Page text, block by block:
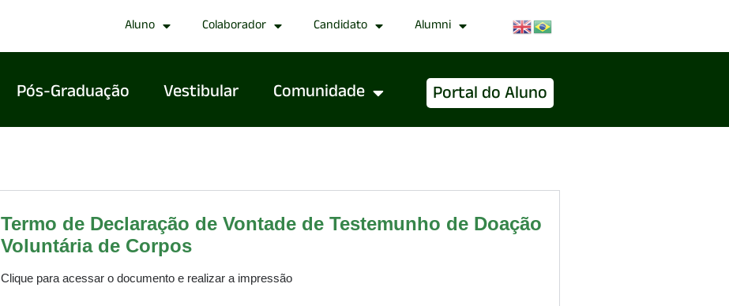
Aluno Colaborador Candidato Alumni
Pós-Graduação Vestibular Comunidade Portal do Aluno
Termo de Declaração de Vontade de Testemunho de Doação
Voluntária de Corpos
Clique para acessar o documento e realizar a impressão